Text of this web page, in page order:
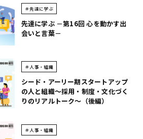
＃先達に学ぶ
先達に学ぶ －第16回 心を動かす出
会いと言葉－
＃人事・組織
シード・アーリー期スタートアップ
の人と組織～採用・制度・文化づく
りのリアルトーク～（後編）
＃人事・組織